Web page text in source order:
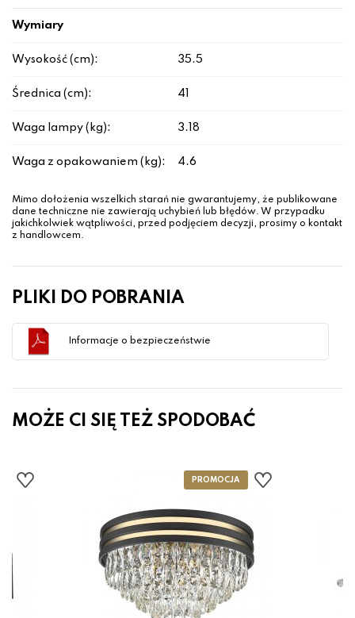
Wymiary
Wysokość (cm): 35.5
Średnica (cm): 41
Waga lampy (kg): 3.18
Waga z opakowaniem (kg): 4.6
Mimo dołożenia wszelkich starań nie gwarantujemy, że publikowane
dane techniczne nie zawierają uchybień lub błędów. W przypadku
jakichkolwiek wątpliwości, przed podjęciem decyzji, prosimy o kontakt
z handlowcem.
PLIKI DO POBRANIA
Informacje o bezpieczeństwie
MOŻE CI SIĘ TEŻ SPODOBAĆ